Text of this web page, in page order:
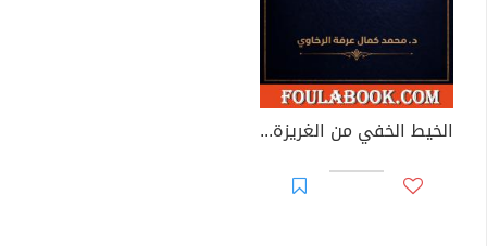
الخيط الخفي من الغريزة إلى العدالة